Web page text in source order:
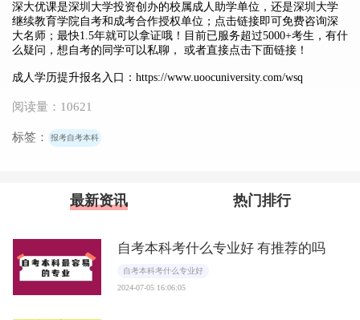
深大优课是深圳大学投资创办的校属成人助学单位，还是深圳大学
继续教育学院自考和成考合作授权单位；点击链接即可免费咨询深
大名师；最快1.5年就可以拿证哦！目前已服务超过5000+考生，有什
么疑问，想自考的同学可以私聊， 或者直接点击下面链接！
成人学历提升报名入口： https://www.uoocuniversity.com/wsq
阅读量：10621
标签： 报考自考本科
最新资讯 热门排行
自考本科考什么专业好 有推荐的吗
自考本科考什么专业好
2024-07-05 16:06:05